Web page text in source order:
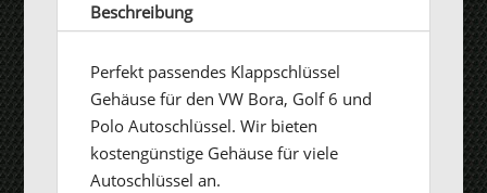
Beschreibung
Perfekt passendes Klappschlüssel
Gehäuse für den VW Bora, Golf 6 und
Polo Autoschlüssel. Wir bieten
kostengünstige Gehäuse für viele
Autoschlüssel an.